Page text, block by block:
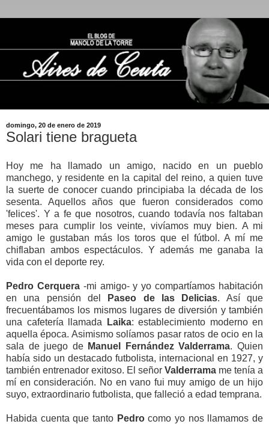
domingo, 20 de enero de 2019
Solari tiene bragueta
Hoy me ha llamado un amigo, nacido en un pueblo
manchego, y residente en la capital del reino, a quien tuve
la suerte de conocer cuando principiaba la década de los
sesenta. Aquellos años que fueron considerados como
'felices'. Y a fe que nosotros, cuando todavía nos faltaban
meses para cumplir los veinte, vivíamos muy bien. A mi
amigo le gustaban más los toros que el fútbol. A mí me
chiflaban ambos espectáculos. Y además me ganaba la
vida con el deporte rey.
Pedro Cerquera -mi amigo- y yo compartíamos habitación
en una pensión del
Paseo de las Delicias. Así que
frecuentábamos los mismos lugares de diversión y también
una cafetería llamada
Laika: establecimiento moderno en
aquella época. Asimismo solíamos pasar ratos de ocio en la
sala de juego de Manuel Fernández Valderrama. Quien
había sido un destacado futbolista, internacional en 1927, y
también entrenador exitoso. El señor Valderrama me tenía a
mí en consideración. No en vano fui muy amigo de un hijo
suyo, extraordinario futbolista, que falleció a edad temprana.
Habida cuenta que tanto Pedrocomo yo nos llamamos de